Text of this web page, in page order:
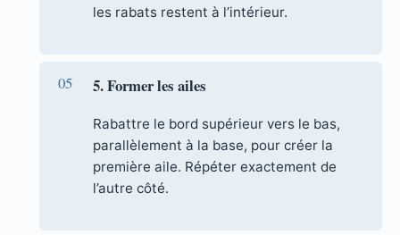
les rabats restent à l’intérieur.
5. Former les ailes
Rabattre le bord supérieur vers le bas,
parallèlement à la base, pour créer la
première aile. Répéter exactement de
l’autre côté.